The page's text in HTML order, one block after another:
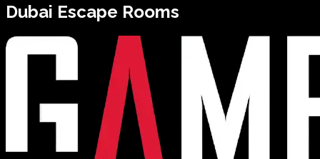
Dubai Escape Rooms